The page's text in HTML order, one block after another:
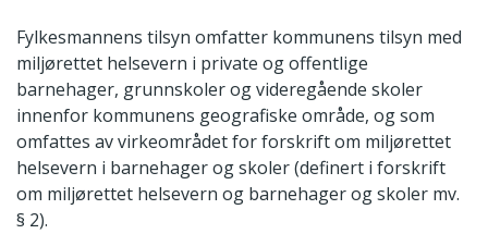
Fylkesmannens tilsyn omfatter kommunens tilsyn med
miljørettet helsevern i private og offentlige
barnehager, grunnskoler og videregående skoler
innenfor kommunens geografiske område, og som
omfattes av virkeområdet for forskrift om miljørettet
helsevern i barnehager og skoler (definert i forskrift
om miljørettet helsevern og barnehager og skoler mv.
§ 2).